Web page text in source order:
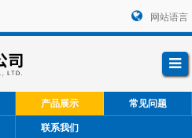
网站语言
产品展示 常见问题
联系我们